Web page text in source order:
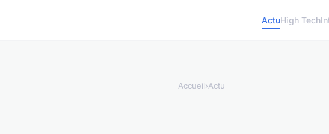
ActuHigh Tech
Accueil›Actu